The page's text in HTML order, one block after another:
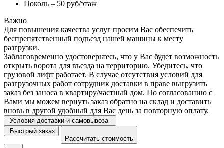
Цоколь – 50 руб/этаж
Важно
Для повышения качества услуг просим Вас обеспечить
беспрепятственный подъезд нашей машины к месту
разгрузки.
Заблаговременно удостоверьтесь, что у Вас будет возможность
открыть ворота для въезда на территорию. Убедитесь, что
грузовой лифт работает. В случае отсутствия условий для
разгрузочных работ сотрудник доставки в праве выгрузить
заказ без заноса в квартиру/частный дом. По согласованию с
Вами мы можем вернуть заказ обратно на склад и доставить
вновь в другой удобный для Вас день за повторную оплату.
Условия доставки и самовывоза
Быстрый заказ
Рассчитать стоимость